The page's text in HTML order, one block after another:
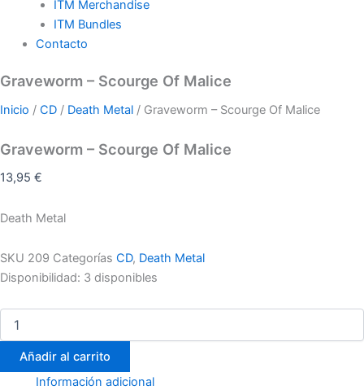
ITM Merchandise
ITM Bundles
Contacto
Graveworm – Scourge Of Malice
Inicio / CD / Death Metal / Graveworm – Scourge Of Malice
Graveworm – Scourge Of Malice
13,95 €
Death Metal
SKU 209 Categorías CD, Death Metal
Disponibilidad: 3 disponibles
Añadir al carrito
Información adicional